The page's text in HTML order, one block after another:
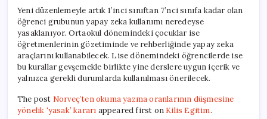
Yeni düzenlemeyle artık 1’inci sınıftan 7’nci sınıfa kadar olan
öğrenci grubunun yapay zeka kullanımı neredeyse
yasaklanıyor. Ortaokul dönemindeki çocuklar ise
öğretmenlerinin gözetiminde ve rehberliğinde yapay zeka
araçlarını kullanabilecek. Lise dönemindeki öğrencilerde ise
bu kurallar gevşemekle birlikte yine derslere uygun içerik ve
yalnızca gerekli durumlarda kullanılması önerilecek.
The post Norveç’ten okuma yazma oranlarının düşmesine
yönelik ‘yasak’ kararı appeared first on Kilis Egitim.